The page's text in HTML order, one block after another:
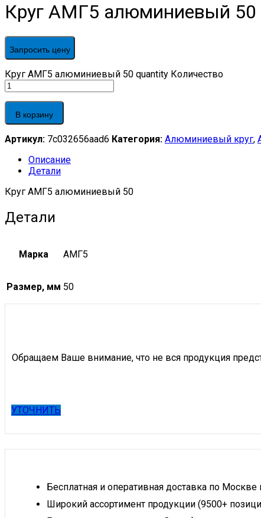
Круг АМГ5 алюминиевый 50
Запросить цену
Круг АМГ5 алюминиевый 50 quantity Количество
В корзину
Артикул: 7c032656aad6 Категория: Алюминиевый круг,
Описание
Детали
Круг АМГ5 алюминиевый 50
Детали
Марка АМГ5
Размер, мм 50
Обращаем Ваше внимание, что не вся продукция
УТОЧНИТЬ
Бесплатная и оперативная доставка по Москве
Широкий ассортимент продукции (9500+